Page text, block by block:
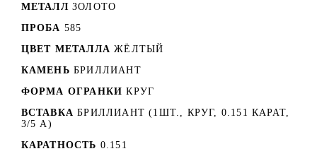
МЕТАЛЛ ЗОЛОТО
ПРОБА 585
ЦВЕТ МЕТАЛЛА ЖЁЛТЫЙ
КАМЕНЬ БРИЛЛИАНТ
ФОРМА ОГРАНКИ КРУГ
ВСТАВКА БРИЛЛИАНТ (1ШТ., КРУГ, 0.151 КАРАТ,
3/5 А)
КАРАТНОСТЬ 0.151